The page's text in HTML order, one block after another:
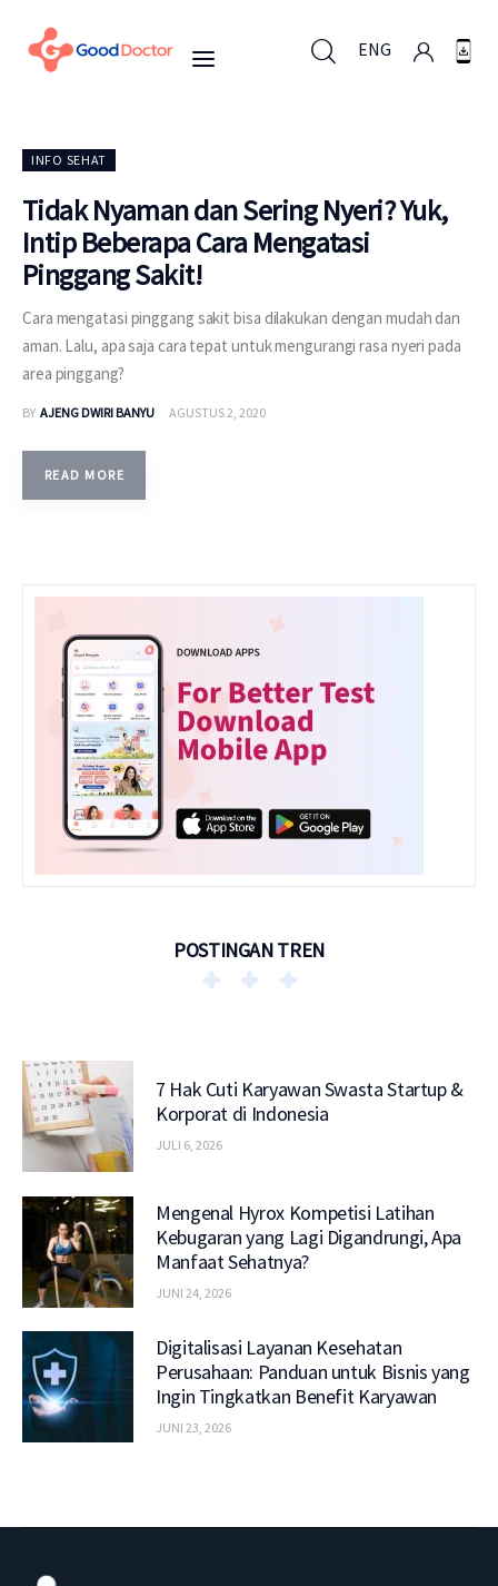
ENG
Untuk Bisnis
Untuk Anda
Mengapa Good Doctor
Berita
Layanan
INFO SEHAT
Tidak Nyaman dan Sering Nyeri? Yuk,
Intip Beberapa Cara Mengatasi
Pinggang Sakit!
Cara mengatasi pinggang sakit bisa dilakukan dengan mudah dan
aman. Lalu, apa saja cara tepat untuk mengurangi rasa nyeri pada
area pinggang?
BY AJENG DWIRI BANYU AGUSTUS 2, 2020
READ MORE
POSTINGAN TREN
7 Hak Cuti Karyawan Swasta Startup &
Korporat di Indonesia
JULI 6, 2026
Mengenal Hyrox Kompetisi Latihan
Kebugaran yang Lagi Digandrungi, Apa
Manfaat Sehatnya?
JUNI 24, 2026
Digitalisasi Layanan Kesehatan
Perusahaan: Panduan untuk Bisnis yang
Ingin Tingkatkan Benefit Karyawan
JUNI 23, 2026